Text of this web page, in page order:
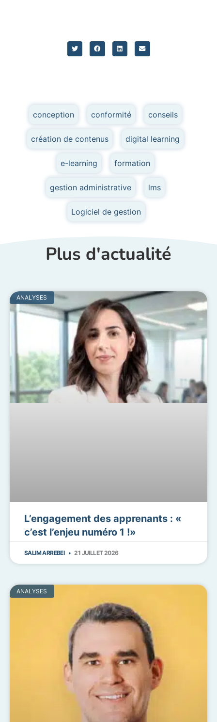
conception conformité conseils
création de contenus digital learning
e-learning formation
gestion administrative lms
Logiciel de gestion
Plus d'actualité
ANALYSES
L’engagement des apprenants : «
c’est l’enjeu numéro 1 !»
SALIM ARREBEI 21 JUILLET 2026
ANALYSES